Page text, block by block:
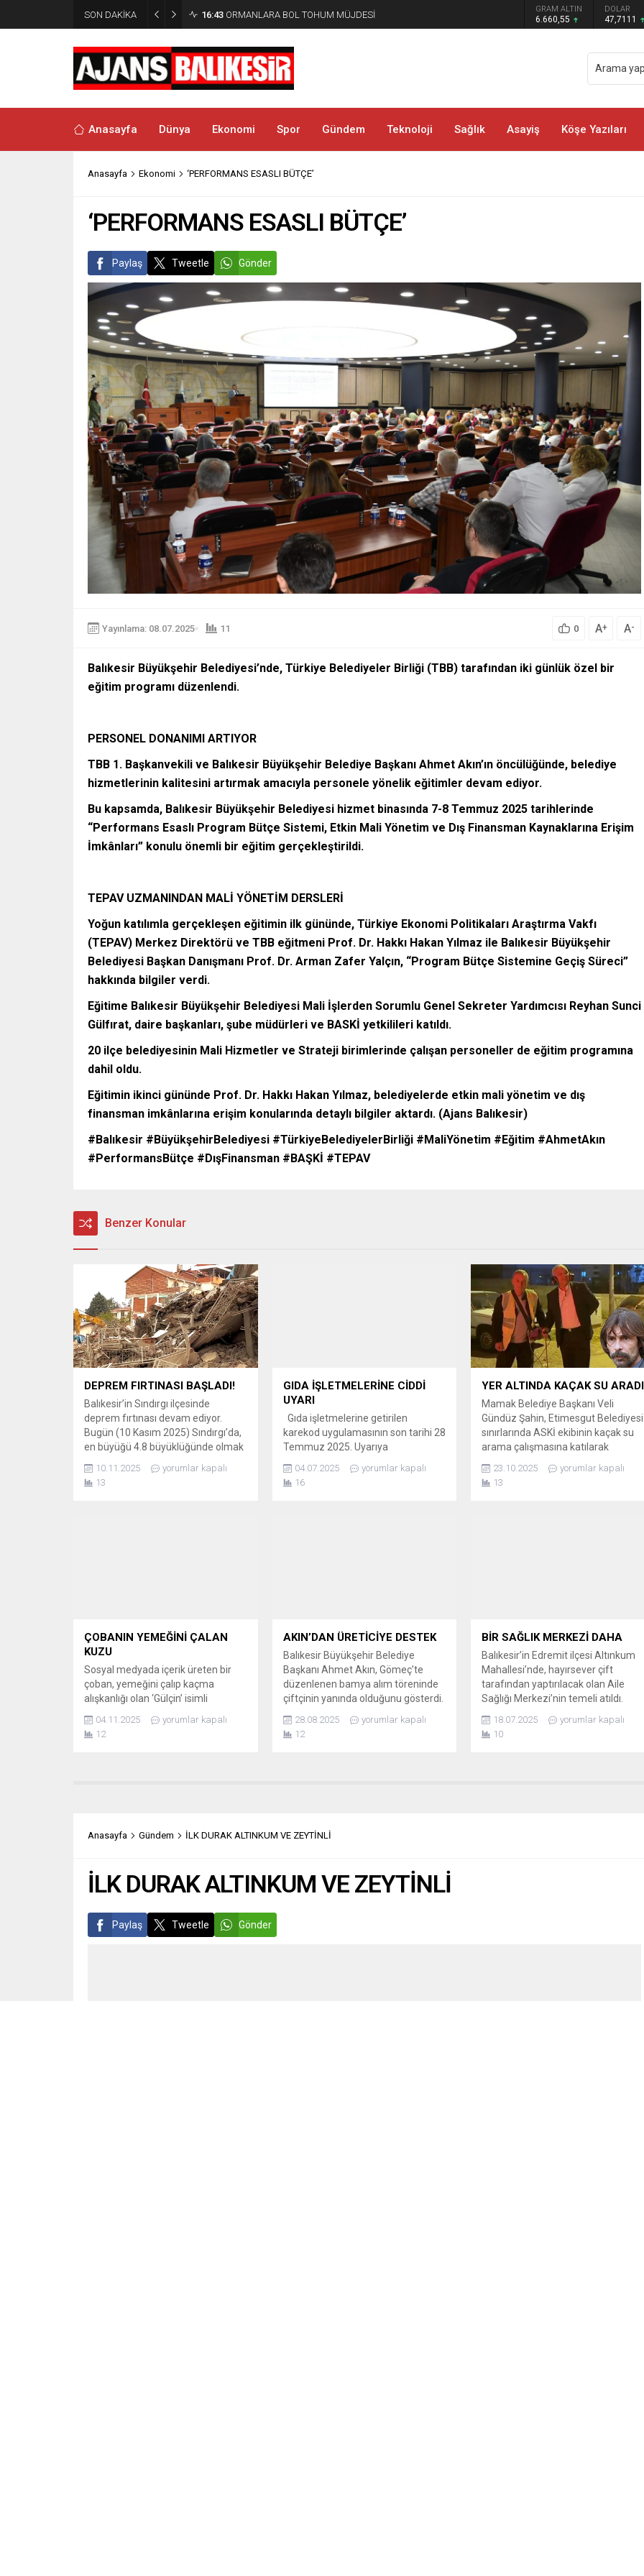
SON DAKİKA 16:15 DENİZLERDE 100. YIL COŞKUSU YAŞANDI DOLAR
47,7111
EURO
55,1881
Anasayfa Dünya Ekonomi Spor Gündem Teknoloji Sağlık Asayiş Köşe Yazıları
Anasayfa Ekonomi ‘PERFORMANS ESASLI BÜTÇE’
‘PERFORMANS ESASLI BÜTÇE’
Paylaş Tweetle Gönder
Yayınlama: 08.07.2025 11 0 A+ A-
Balıkesir Büyükşehir Belediyesi’nde, Türkiye Belediyeler Birliği (TBB) tarafından iki günlük özel bir
eğitim programı düzenlendi.
PERSONEL DONANIMI ARTIYOR
TBB 1. Başkanvekili ve Balıkesir Büyükşehir Belediye Başkanı Ahmet Akın’ın öncülüğünde, belediye
hizmetlerinin kalitesini artırmak amacıyla personele yönelik eğitimler devam ediyor.
Bu kapsamda, Balıkesir Büyükşehir Belediyesi hizmet binasında 7-8 Temmuz 2025 tarihlerinde
“Performans Esaslı Program Bütçe Sistemi, Etkin Mali Yönetim ve Dış Finansman Kaynaklarına Erişim
İmkânları” konulu önemli bir eğitim gerçekleştirildi.
TEPAV UZMANINDAN MALİ YÖNETİM DERSLERİ
Yoğun katılımla gerçekleşen eğitimin ilk gününde, Türkiye Ekonomi Politikaları Araştırma Vakfı
(TEPAV) Merkez Direktörü ve TBB eğitmeni Prof. Dr. Hakkı Hakan Yılmaz ile Balıkesir Büyükşehir
Belediyesi Başkan Danışmanı Prof. Dr. Arman Zafer Yalçın, “Program Bütçe Sistemine Geçiş Süreci”
hakkında bilgiler verdi.
Eğitime Balıkesir Büyükşehir Belediyesi Mali İşlerden Sorumlu Genel Sekreter Yardımcısı Reyhan Sunci
Gülfırat, daire başkanları, şube müdürleri ve BASKİ yetkilileri katıldı.
20 ilçe belediyesinin Mali Hizmetler ve Strateji birimlerinde çalışan personeller de eğitim programına
dahil oldu.
Eğitimin ikinci gününde Prof. Dr. Hakkı Hakan Yılmaz, belediyelerde etkin mali yönetim ve dış
finansman imkânlarına erişim konularında detaylı bilgiler aktardı. (Ajans Balıkesir)
#Balıkesir #BüyükşehirBelediyesi #TürkiyeBelediyelerBirliği #MaliYönetim #Eğitim #AhmetAkın
#PerformansBütçe #DışFinansman #BAŞKİ #TEPAV
Benzer Konular
DEPREM FIRTINASI BAŞLADI!
Balıkesir’in Sındırgı ilçesinde
deprem fırtınası devam ediyor.
Bugün (10 Kasım 2025) Sındırgı’da,
en büyüğü 4.8 büyüklüğünde olmak
üzere, Kandilli Rasathanesi
verilerine göre toplam 8 deprem
kaydedildi. Bölgede art arda
10.11.2025
yorumlar kapalı
13
GIDA İŞLETMELERİNE CİDDİ
UYARI
Gıda işletmelerine getirilen
karekod uygulamasının son tarihi 28
Temmuz 2025. Uyarıya
uymayanlara ise cezai yaptırım
uygulanacak. GIDA GÜVENLİĞİNDE
YENİ DÖNEM 8 Mayıs 2025 tarihli
04.07.2025
yorumlar kapalı
16
YER ALTINDA KAÇAK SU ARADI
Mamak Belediye Başkanı Veli
Gündüz Şahin, Etimesgut Belediyesi
sınırlarında ASKİ ekibinin kaçak su
arama çalışmasına katılarak
Başkan Erdal Beşikçioğlu’na selam
yolladı. CİHAZLA SU KAÇAĞI
DİNLEMESİ YAPTI Mamak Belediye
23.10.2025
yorumlar kapalı
13
ÇOBANIN YEMEĞİNİ ÇALAN
KUZU
Sosyal medyada içerik üreten bir
çoban, yemeğini çalıp kaçma
alışkanlığı olan ‘Gülçin’ isimli
Gülçin’in son marifeti olan yemek
hırsızlığı, çobanın kamerasına
alıp hızla kaçtığı görülüyor. Çobanın
kuzuyu yakalamaya...
04.11.2025
yorumlar kapalı
12
AKIN’DAN ÜRETİCİYE DESTEK
Balıkesir Büyükşehir Belediye
Başkanı Ahmet Akın, Gömeç’te
düzenlenen bamya alım töreninde
çiftçinin yanında olduğunu gösterdi.
DESTEK Balıkesir Büyükşehir
Belediye Başkanı Ahmet Akın’ın
satın alındı. Törende konuşan...
28.08.2025
yorumlar kapalı
12
BİR SAĞLIK MERKEZİ DAHA
Balıkesir’in Edremit ilçesi Altınkum
Mahallesi’nde, hayırsever çift
tarafından yaptırılacak olan Aile
Sağlığı Merkezi’nin temeli atıldı.
DESTEĞİ Edremit’in Altınkum
Mahallesi’nde, Akdeniz Caddesi
18.07.2025
yorumlar kapalı
10
Anasayfa Gündem İLK DURAK ALTINKUM VE ZEYTİNLİ
İLK DURAK ALTINKUM VE ZEYTİNLİ
Paylaş Tweetle Gönder